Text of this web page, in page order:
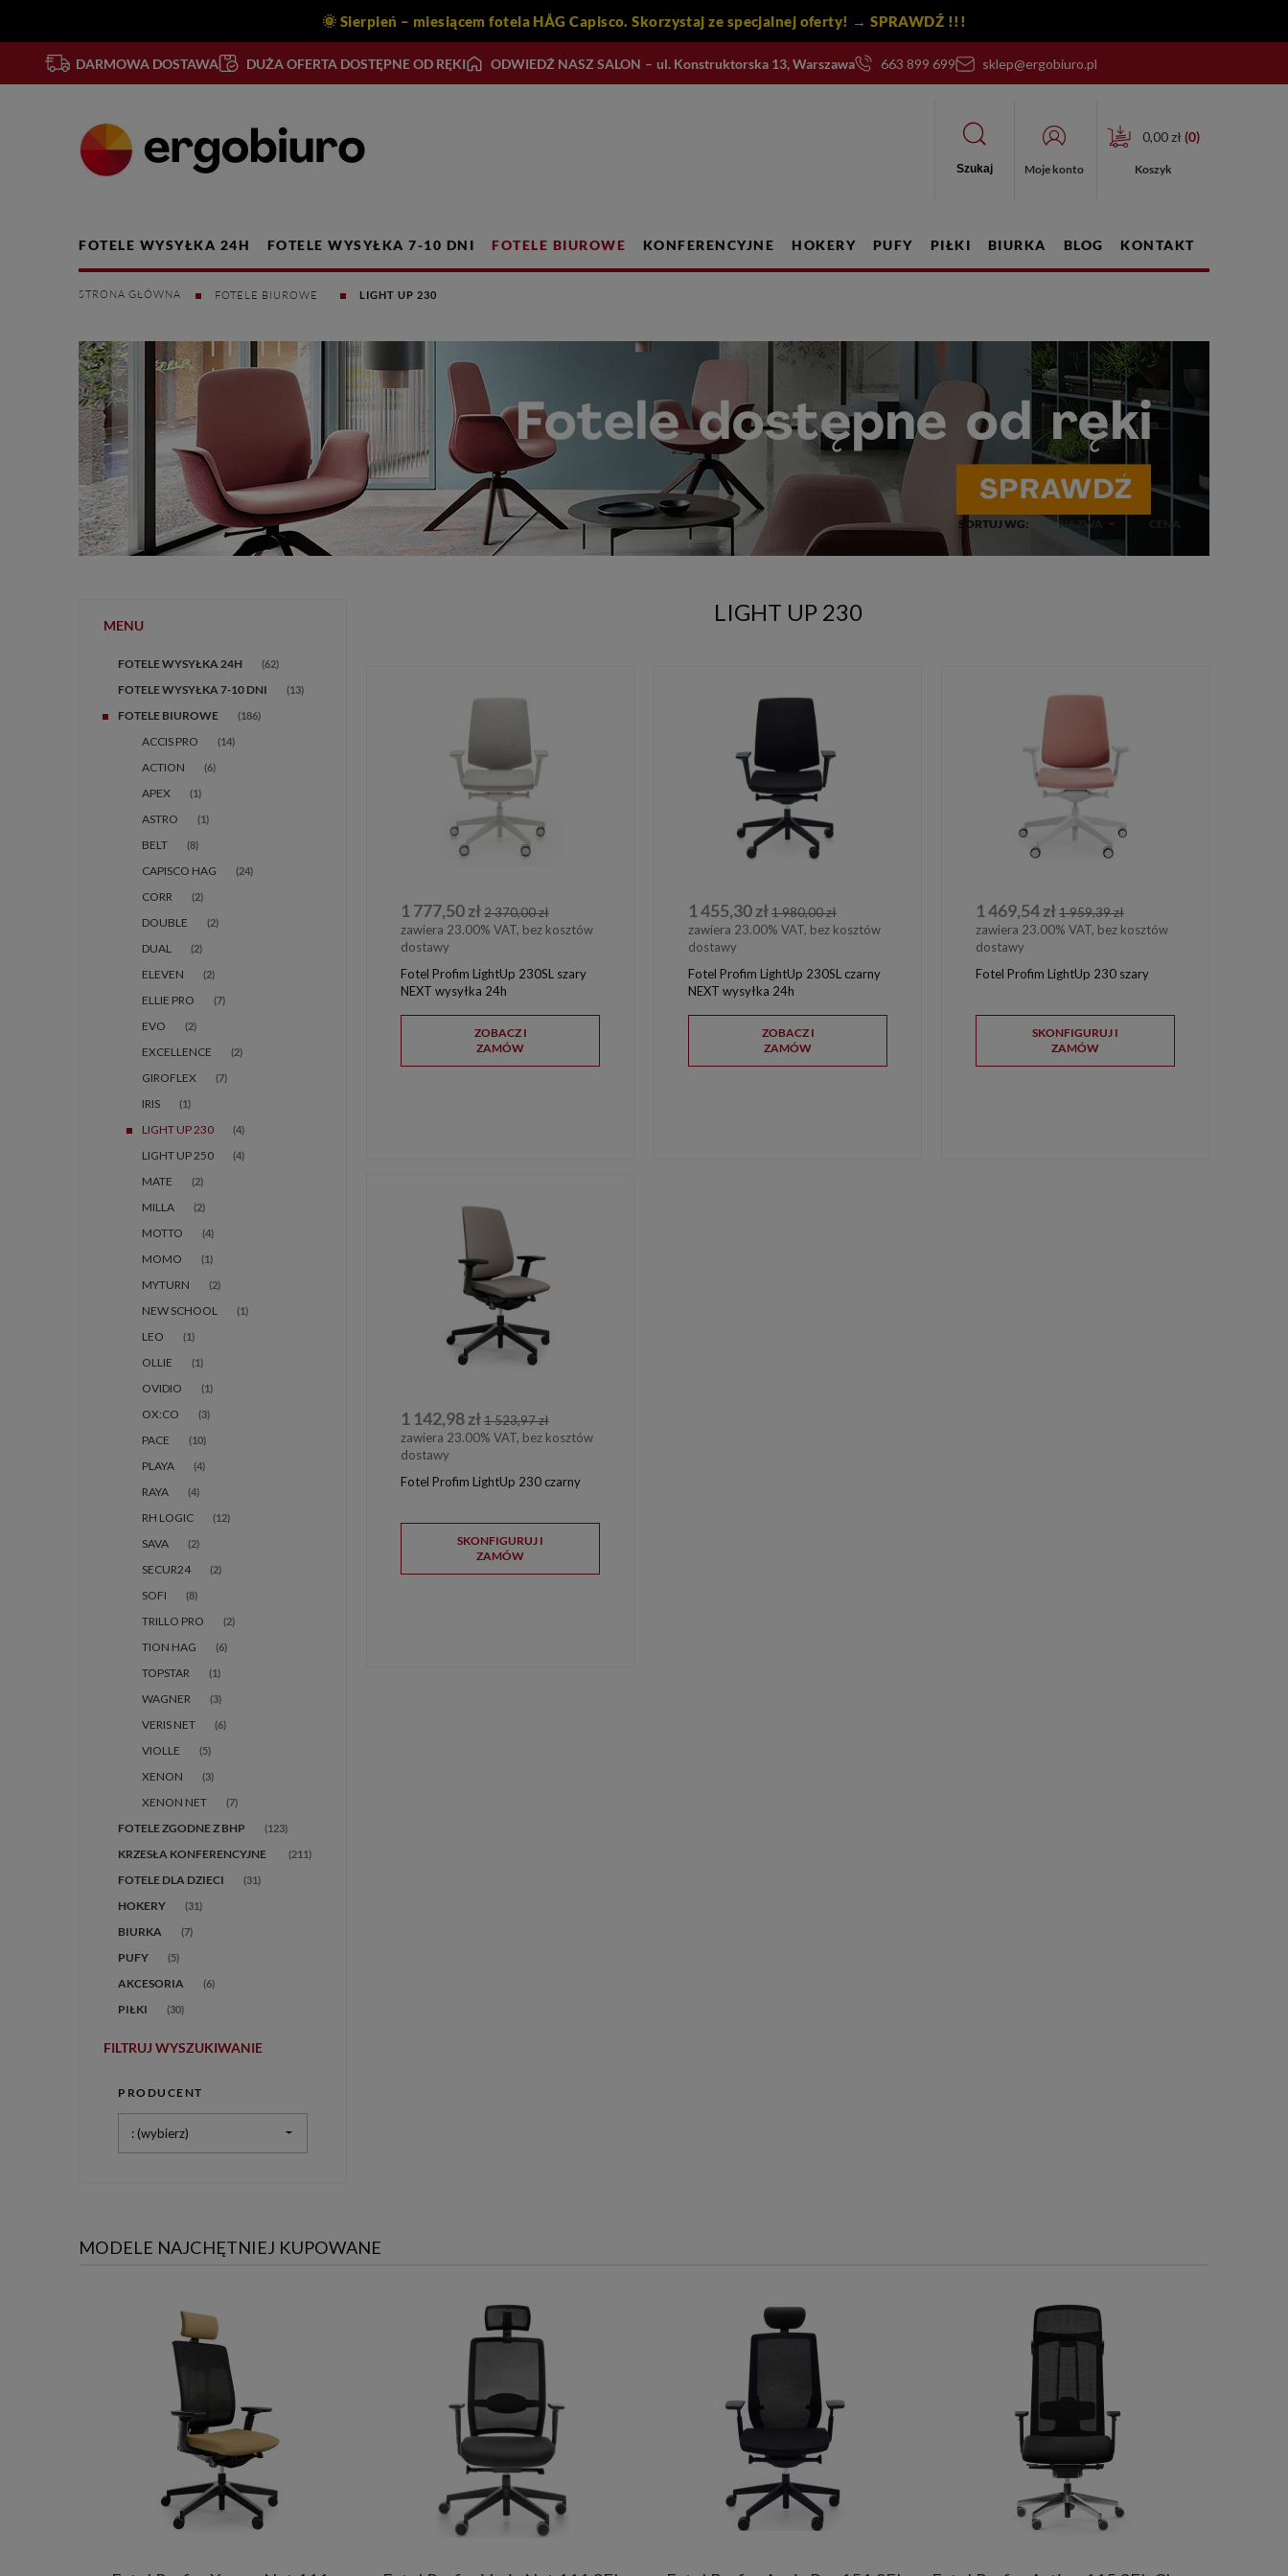
🌞 Sierpień – miesiącem fotela HÅG Capisco. Skorzystaj ze specjalnej oferty! → SPRAWDŹ !!!
DARMOWA DOSTAWA DUŻA OFERTA DOSTĘPNE OD RĘKI ODWIEDŹ NASZ SALON – ul. Konstruktorska 13, Warszawa 663 899 699 sklep@ergobiuro.pl
Szukaj Moje konto
0,00 zł (0)
Koszyk
FOTELE WYSYŁKA 24H FOTELE WYSYŁKA 7-10 DNI FOTELE BIUROWE KONFERENCYJNE HOKERY PUFY PIŁKI BIURKA BLOG KONTAKT
FOTELE BIUROWE LIGHT UP 230
MENU
FOTELE WYSYŁKA 24H (62)
FOTELE WYSYŁKA 7-10 DNI (13)
FOTELE BIUROWE (186)
ACCIS PRO (14)
ACTION (6)
APEX (1)
ASTRO (1)
BELT (8)
CAPISCO HAG (24)
CORR (2)
DOUBLE (2)
DUAL (2)
ELEVEN (2)
ELLIE PRO (7)
EVO (2)
EXCELLENCE (2)
GIROFLEX (7)
IRIS (1)
LIGHT UP 230 (4)
LIGHT UP 250 (4)
MATE (2)
MILLA (2)
MOTTO (4)
MOMO (1)
MYTURN (2)
NEW SCHOOL (1)
LEO (1)
OLLIE (1)
OVIDIO (1)
OX:CO (3)
PACE (10)
PLAYA (4)
RAYA (4)
RH LOGIC (12)
SAVA (2)
SECUR24 (2)
SOFI (8)
TRILLO PRO (2)
TION HAG (6)
TOPSTAR (1)
WAGNER (3)
VERIS NET (6)
VIOLLE (5)
XENON (3)
XENON NET (7)
FOTELE ZGODNE Z BHP (123)
(211)
FOTELE DLA DZIECI (31)
HOKERY (31)
BIURKA (7)
PUFY (5)
AKCESORIA (6)
PIŁKI (30)
FILTRUJ WYSZUKIWANIE
PRODUCENT
: (wybierz)
LIGHT UP 230
SORTUJ WG: NAZWA CENA
1 777,50 zł2 370,00 zł
zawiera 23.00% VAT, bez kosztów
dostawy
Fotel Profim LightUp 230SL szary
NEXT wysyłka 24h
ZOBACZ I
ZAMÓW
1 455,30 zł1 980,00 zł
zawiera 23.00% VAT, bez kosztów
dostawy
Fotel Profim LightUp 230SL czarny
NEXT wysyłka 24h
ZOBACZ I
ZAMÓW
1 469,54 zł1 959,39 zł
zawiera 23.00% VAT, bez kosztów
dostawy
Fotel Profim LightUp 230 szary
SKONFIGURUJ I
ZAMÓW
1 142,98 zł1 523,97 zł
zawiera 23.00% VAT, bez kosztów
dostawy
Fotel Profim LightUp 230 czarny
SKONFIGURUJ I
ZAMÓW
MODELE NAJCHĘTNIEJ KUPOWANE